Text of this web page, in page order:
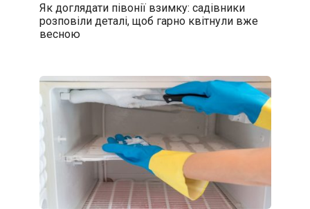
Як доглядати півонії взимку: садівники
розповіли деталі, щоб гарно квітнули вже
весною